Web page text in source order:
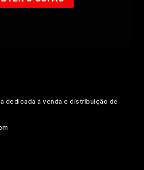
dedicada à venda e distribuição de